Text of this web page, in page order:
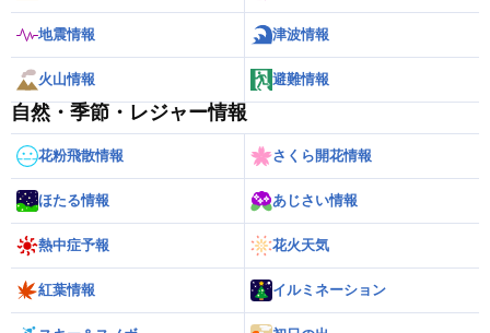
地震情報 津波情報
火山情報 避難情報
自然・季節・レジャー情報
花粉飛散情報 さくら開花情報
ほたる情報 あじさい情報
熱中症予報 花火天気
紅葉情報 イルミネーション